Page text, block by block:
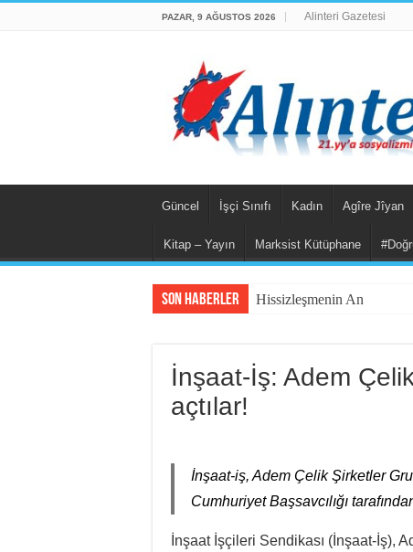
PAZAR, 9 AĞUSTOS 2026 Alinteri Gazetesi
Güncel İşçi Sınıfı Kadın Agîre Jîyan
Kitap – Yayın Marksist Kütüphane
Son Haberler Hissizleşmenin Anatomisi
İnşaat-İş: Adem
açtılar!
İnşaat-iş, Adem Çelik Şirketler
Cumhuriyet Başsavcılığı
İnşaat İşçileri Sendikası (İnşaat-İş),